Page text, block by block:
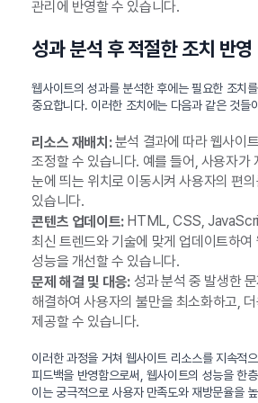
관리에 반영할 수 있습니다.
성과 분석 후 적절한 조치 반영
웹사이트의 성과를 분석한 후에는 필요한 조치
중요합니다. 이러한 조치에는 다음과 같은 것들
리소스 재배치:분석 결과에 따라 웹사이
조정할 수 있습니다. 예를 들어, 사용자가
눈에 띄는 위치로 이동시켜 사용자의 편
있습니다.
콘텐츠 업데이트:HTML, CSS,
최신 트렌드와 기술에 맞게 업데이트하여
성능을 개선할 수 있습니다.
문제 해결 및 대응:성과 분석 중 발생한 문
해결하여 사용자의 불만을 최소화하고,
제공할 수 있습니다.
이러한 과정을 거쳐 웹사이트 리소스를 지속적
피드백을 반영함으로써, 웹사이트의 성능을 한
이는 궁극적으로 사용자 만족도와 재방문율을